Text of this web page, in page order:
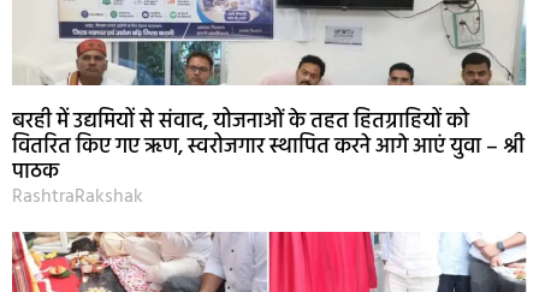
बरही में उद्यमियों से संवाद, योजनाओं के तहत हितग्राहियों को
वितरित किए गए ऋण, स्वरोजगार स्थापित करने आगे आएं युवा – श्री
पाठक
RashtraRakshak